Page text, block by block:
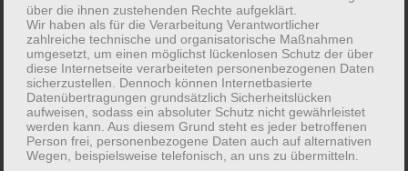
Auslösern und Hintergründen passt wie ein Schlüssel zum
Schloss.
Das Erstgespräch berücksichtigt daher nicht nur Ihre
Hauptbeschwerde, sondern auch alle sonstigen
Beschwerden, Ihre Reaktion auf Wärme / Kälte /
Wetterwechsel etc., Ihr Schlafverhalten usw., aber auch die
Besonderheiten Ihres Charakters. Eine gut gewählte
über die ihnen zustehenden Rechte aufgeklärt.
Wir haben als für die Verarbeitung Verantwortlicher
zahlreiche technische und organisatorische Maßnahmen
umgesetzt, um einen möglichst lückenlosen Schutz der über
diese Internetseite verarbeiteten personenbezogenen Daten
sicherzustellen. Dennoch können Internetbasierte
Datenübertragungen grundsätzlich Sicherheitslücken
aufweisen, sodass ein absoluter Schutz nicht gewährleistet
werden kann. Aus diesem Grund steht es jeder betroffenen
Person frei, personenbezogene Daten auch auf alternativen
Wegen, beispielsweise telefonisch, an uns zu übermitteln.